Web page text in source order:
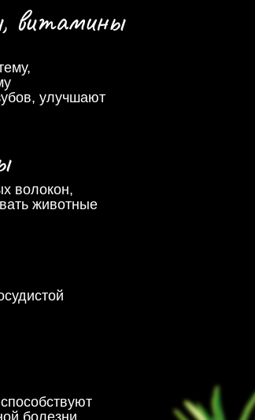
витамины
улучшают
волокон,
животные
болезни.